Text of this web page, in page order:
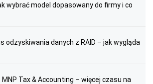
wybrać model dopasowany do firmy i co
odzyskiwania danych z RAID – jak wygląda
MNP Tax & Accounting – więcej czasu na